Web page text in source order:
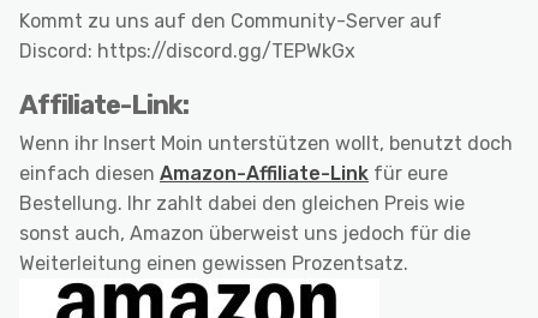
Kommt zu uns auf den Community-Server auf
Discord: https://discord.gg/TEPWkGx
Affiliate-Link:
Wenn ihr Insert Moin unterstützen wollt, benutzt doch
einfach diesen Amazon-Affiliate-Link für eure
Bestellung. Ihr zahlt dabei den gleichen Preis wie
sonst auch, Amazon überweist uns jedoch für die
Weiterleitung einen gewissen Prozentsatz.